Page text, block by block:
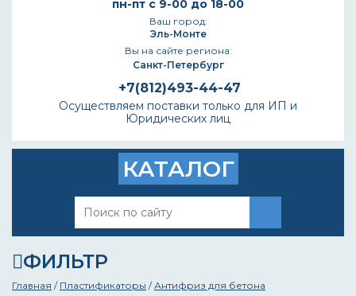
пн-пт с 9-00 до 18-00
Ваш город:
Эль-Монте
Вы на сайте региона:
Санкт-Петербург
+7(812)493-44-47
Осуществляем поставки только для ИП и
Юридических лиц
КАТАЛОГ
ФИЛЬТР
Главная / Пластификаторы /Антифриз для бетона